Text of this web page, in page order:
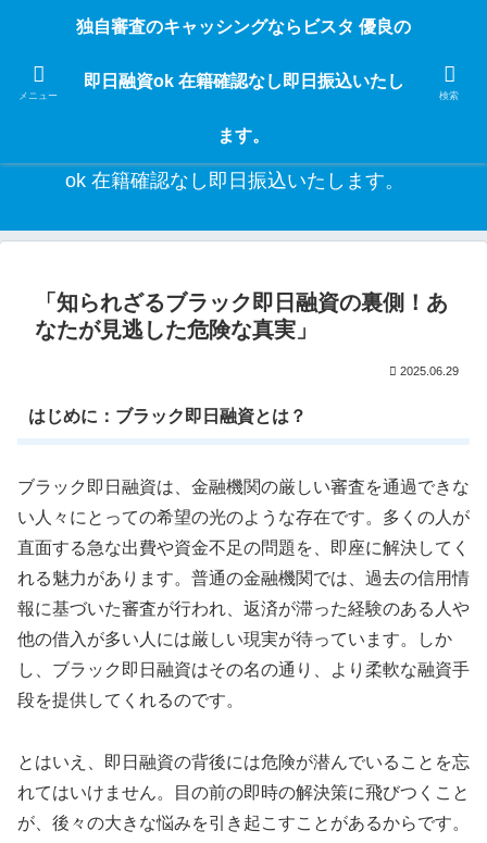
独自審査のフリーローンならビスタなら24時間365日 在籍確認なしで借りれる
な入用があっても安心！融資率97％！仕事をしている人ならブラックでも給料
日返済の１ヶ月融資で借りられるから安心！
独自審査のキャッシングならビスタ 優良の即日融資
ok 在籍確認なし即日振込いたします。
「知られざるブラック即日融資の裏側！あ
なたが見逃した危険な真実」
2025.06.29
はじめに：ブラック即日融資とは？
ブラック即日融資は、金融機関の厳しい審査を通過できな
い人々にとっての希望の光のような存在です。多くの人が
直面する急な出費や資金不足の問題を、即座に解決してく
れる魅力があります。普通の金融機関では、過去の信用情
報に基づいた審査が行われ、返済が滞った経験のある人や
他の借入が多い人には厳しい現実が待っています。しか
し、ブラック即日融資はその名の通り、より柔軟な融資手
段を提供してくれるのです。
とはいえ、即日融資の背後には危険が潜んでいることを忘
れてはいけません。目の前の即時の解決策に飛びつくこと
が、後々の大きな悩みを引き起こすことがあるからです。
メニュー
独自審査のキャッシングならビスタ 優良の
即日融資ok 在籍確認なし即日振込いたし
ます。
検索